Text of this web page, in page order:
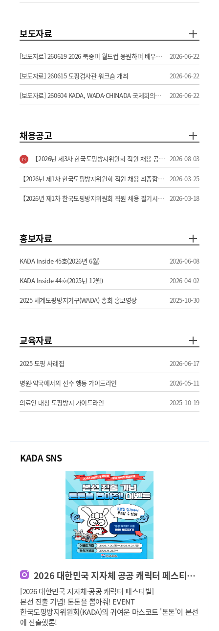
보도자료
[보도자료] 260619 2026 북중미 월드컵 응원하며 배우는 페어플레이 정신 2026-06-22
[보도자료] 260615 도핑검사관 워크숍 개최 2026-06-22
[보도자료] 260604 KADA, WADA·CHINADA 국제회의서 한국 도핑방지 운영 경험과 전문성 알려 2026-06-22
채용공고
【2026년 제3차 한국도핑방지위원회 직원 채용 공고】 2026-08-03
【2026년 제1차 한국도핑방지위원회 직원 채용 최종합격자 공고】 2026-03-25
【2026년 제1차 한국도핑방지위원회 직원 채용 필기시험·실무면접 합격자 공고 및 최종면접 안내】 2026-03-18
홍보자료
KADA Inside 45호(2026년 6월) 2026-06-08
KADA Inside 44호(2025년 12월) 2026-04-02
2025 세계도핑방지기구(WADA) 총회 홍보영상 2025-10-30
교육자료
2025 도핑 사례집 2026-06-17
병원·약국에서의 선수 행동 가이드라인 2026-05-11
의료인 대상 도핑방지 가이드라인 2025-10-19
KADA SNS
2026 대한민국 지자체 공공 캐릭터 페스티벌! '톤톤을 뽑아줘' 이벤트
[2026 대한민국 지자체·공공 캐릭터 페스티벌]
본선 진출 기념! 톤톤을 뽑아줘! EVENT ️
한국도핑방지위원회(KADA)의 귀여운 마스코트 '톤톤'이 본선
에 진출했톤!